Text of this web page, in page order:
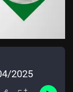
2025